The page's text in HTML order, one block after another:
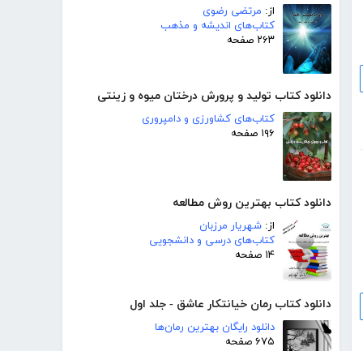
از: مرتضی رضوی
کتاب‌های اندیشه و مذهب
۲۶۳ صفحه
دانلود کتاب تولید و پرورش درختان میوه و زینتی
کتاب‌های کشاورزی و دامپروری
۱۹۶ صفحه
دانلود کتاب بهترین روش مطالعه
از: شهریار مرزبان
کتاب‌های درسی و دانشجویی
۱۴ صفحه
دانلود کتاب رمان خیانتکار عاشق - جلد اول
دانلود رایگان بهترین رمان‌ها
۶۷۵ صفحه